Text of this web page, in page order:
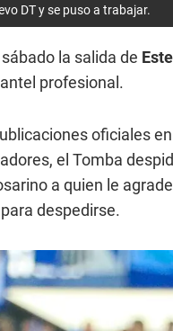
DT y se puso a trabajar.
la salida de
profesional.
oficiales
el Tomba
a quien le
despedirse.